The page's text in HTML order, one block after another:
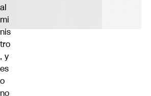
al
mi
nis
tro
, y
es
o
no